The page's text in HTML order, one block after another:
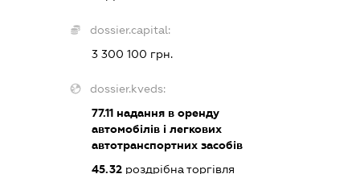
dossier.capital:
3 300 100 грн.
dossier.kveds:
77.11 надання в оренду
автомобілів і легкових
автотранспортних засобів
45.32 роздрібна торгівля